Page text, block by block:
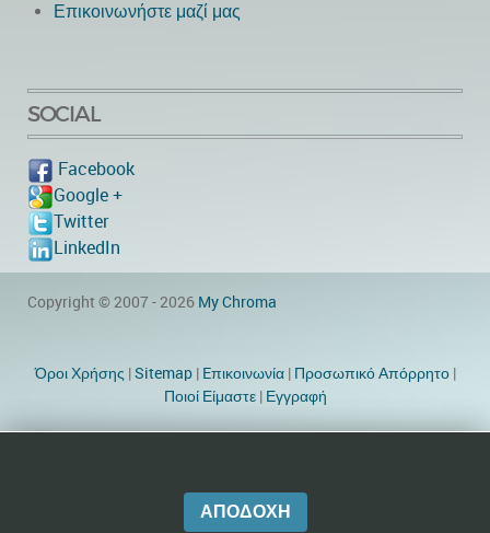
Επικοινωνήστε μαζί μας
SOCIAL
Facebook
Google +
Twitter
LinkedIn
Copyright © 2007 - 2026 My Chroma
Όροι Χρήσης |Sitemap| Eπικοινωνία| Προσωπικό Απόρρητο|
Ποιοί Είμαστε| Εγγραφή
ΑΠΟΔΟΧΉ